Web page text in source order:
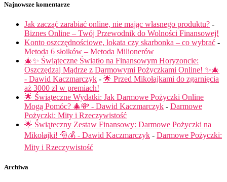
Najnowsze komentarze
Jak zacząć zarabiać online, nie mając własnego produktu? -
Biznes Online – Twój Przewodnik do Wolności Finansowej!
Konto oszczędnościowe, lokata czy skarbonka – co wybrać -
Metoda 6 słoików – Metoda Milionerów
🎄✨ Świąteczne Światło na Finansowym Horyzoncie:
Oszczędzaj Mądrze z Darmowymi Pożyczkami Online! ✨🎄
- Dawid Kaczmarczyk - 🌟 Przed Mikołajkami do zgarnięcia
aż 3000 zł w premiach!
🌟 Świąteczne Wydatki: Jak Darmowe Pożyczki Online
Mogą Pomóc? 🎄💸 - Dawid Kaczmarczyk - Darmowe
Pożyczki: Mity i Rzeczywistość
🌟 Świąteczny Zestaw Finansowy: Darmowe Pożyczki na
Mikołajki! 🎅💰 - Dawid Kaczmarczyk - Darmowe Pożyczki:
Mity i Rzeczywistość
Archiwa